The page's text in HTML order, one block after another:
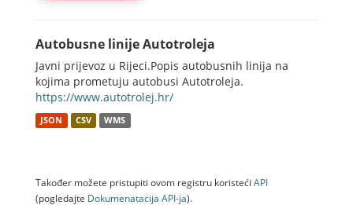
Autobusne linije Autotroleja
Javni prijevoz u Rijeci.Popis autobusnih linija na
kojima prometuju autobusi Autotroleja.
https://www.autotrolej.hr/
JSON CSV WMS
Također možete pristupiti ovom registru koristeći API
(pogledajte Dokumenаtаcijа API-jа).